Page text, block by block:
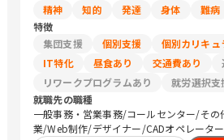
精神
知的 発達 身体
難病
特徴
集団支援
個別支援 個別カリキュ
IT特化
昼食あり 交通費あり
リワークプログラムあり
就労選択支
就職先の職種
一般事務・営業事務/コールセンター/その
業/Web制作/デザイナー/CADオペレータ